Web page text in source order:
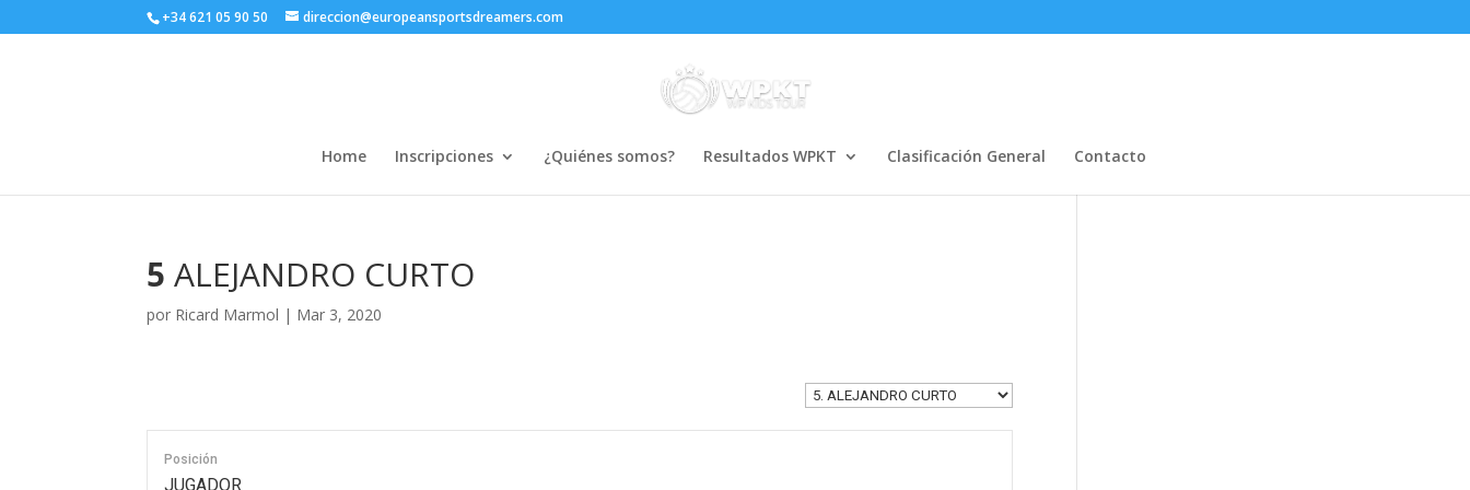
+34 621 05 90 50 direccion@europeansportsdreamers.com
Home Inscripciones ¿Quiénes somos? Resultados WPKT Clasificación General Contacto
5 ALEJANDRO CURTO
por Ricard Marmol | Mar 3, 2020
Posición
JUGADOR